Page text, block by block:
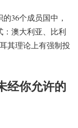
36个成员国中，
：澳大利亚、比利
其理论上有强制投
经你允许的